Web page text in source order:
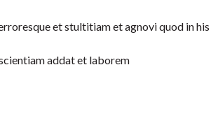
et stultitiam et agnovi quod in
addat et laborem